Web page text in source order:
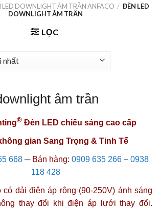
LED DOWNLIGHT ÂM TRẦN ANFACO / ĐÈN LED
DOWNLIGHT ÂM TRẦN
LỌC
âm trần
® Đèn LED chiếu sáng cao cấp
gian Sang Trọng & Tinh Tế
668 ─Bán hàng: 0909 635 266 – 0938
118 428
dải điện áp rộng (90-250V) ánh sáng
thay đổi khi điện áp lưới thay đổi.